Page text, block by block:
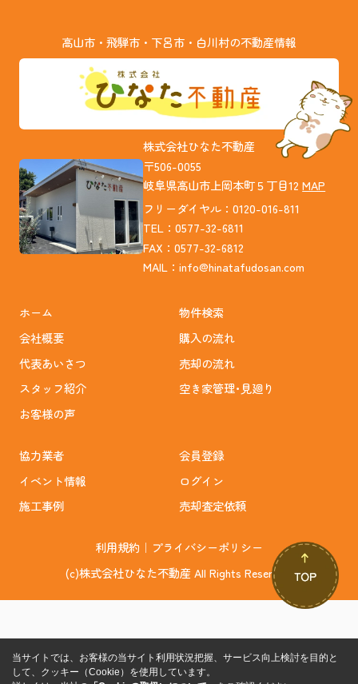
高山市・飛騨市・下呂市・白川村の不動産情報
株式会社ひなた不動産
〒506-0055
岐阜県高山市上岡本町５丁目12MAP
フリーダイヤル：0120-016-811
TEL：0577-32-6811
FAX：0577-32-6812
MAIL：info@hinatafudosan.com
ホーム
会社概要
代表あいさつ
スタッフ紹介
お客様の声
物件検索
購入の流れ
売却の流れ
空き家管理･見廻り
協力業者
イベント情報
施工事例
会員登録
ログイン
売却査定依頼
利用規約 ｜ プライバシーポリシー
(c)株式会社ひなた不動産 All Rights Reserved.
当サイトでは、お客様の当サイト利用状況把握、サービス向上検討を目的と
して、クッキー（Cookie）を使用しています。